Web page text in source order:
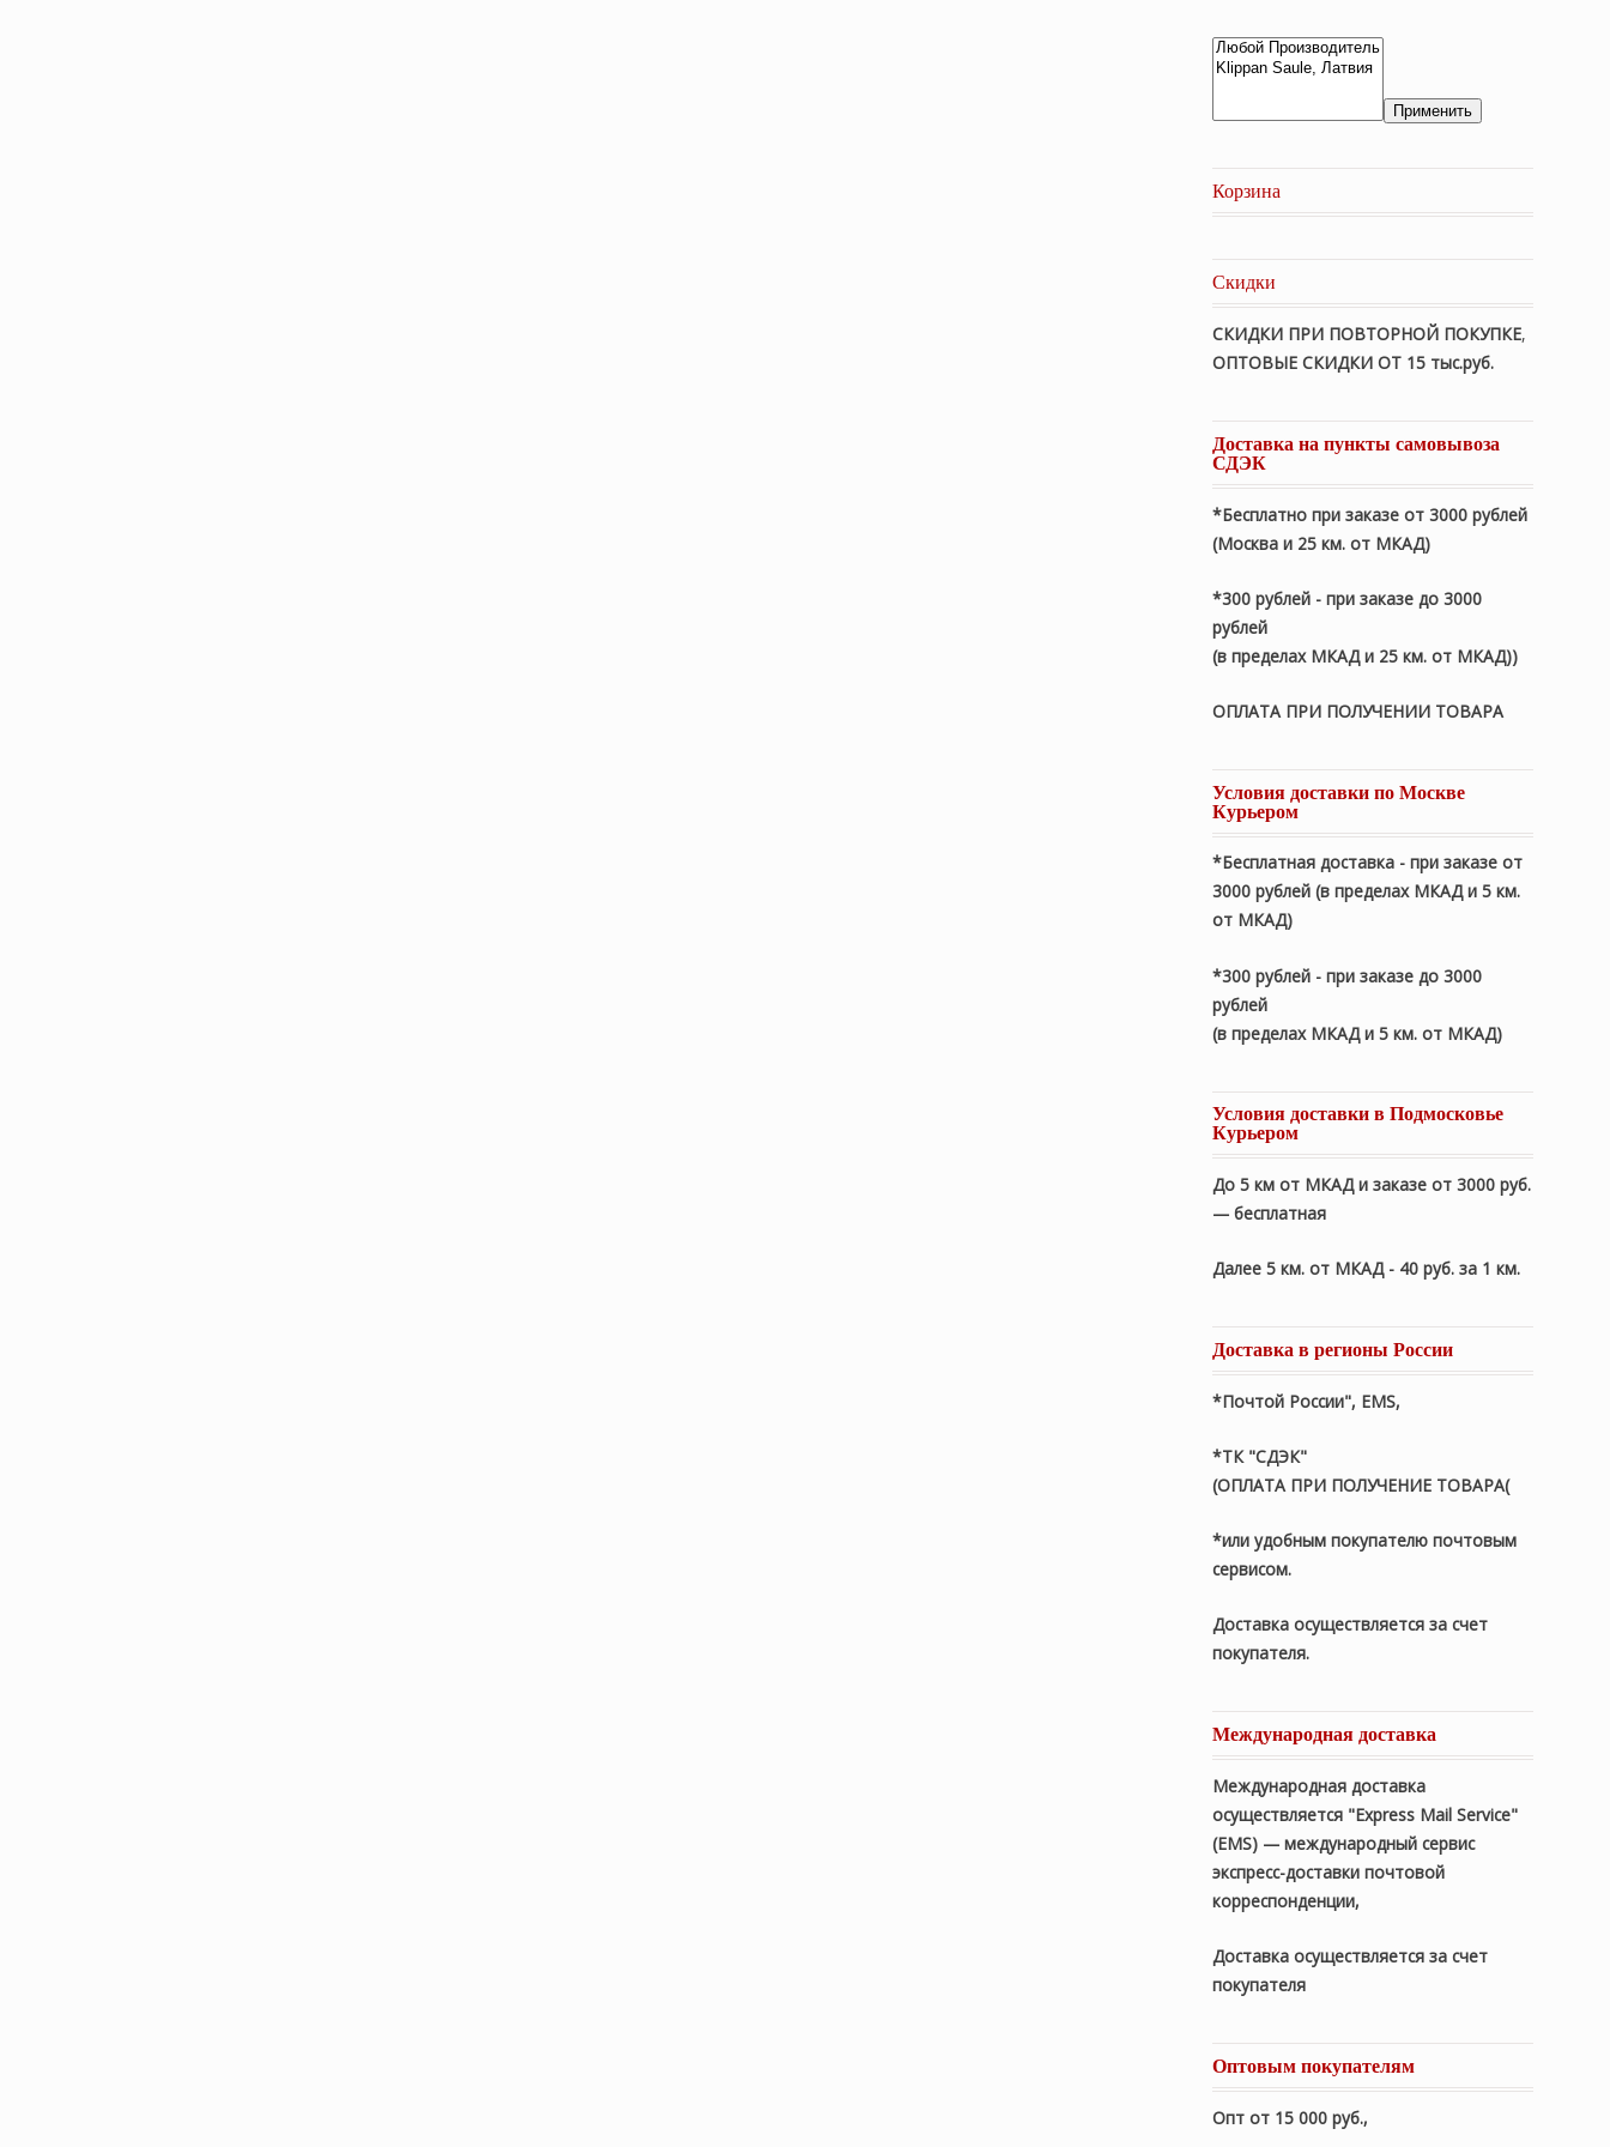
Применить
Корзина
Скидки
СКИДКИ ПРИ ПОВТОРНОЙ ПОКУПКЕ,
ОПТОВЫЕ СКИДКИ ОТ 15 тыс.руб.
Доставка на пункты самовывоза
СДЭК
*Бесплатно при заказе от 3000 рублей
(Москва и 25 км. от МКАД)
*300 рублей - при заказе до 3000
рублей
(в пределах МКАД и 25 км. от МКАД))
ОПЛАТА ПРИ ПОЛУЧЕНИИ ТОВАРА
Условия доставки по Москве
Курьером
*Бесплатная доставка - при заказе от
3000 рублей (в пределах МКАД и 5 км.
от МКАД)
*300 рублей - при заказе до 3000
рублей
(в пределах МКАД и 5 км. от МКАД)
Условия доставки в Подмосковье
Курьером
До 5 км от МКАД и заказе от 3000 руб.
— бесплатная
Далее 5 км. от МКАД - 40 руб. за 1 км.
Доставка в регионы России
*Почтой России", EMS,
*ТК "СДЭК"
(ОПЛАТА ПРИ ПОЛУЧЕНИЕ ТОВАРА(
*или удобным покупателю почтовым
сервисом.
Доставка осуществляется за счет
покупателя.
Международная доставка
Международная доставка
осуществляется "Express Mail Service"
(EMS) — международный сервис
экспресс-доставки почтовой
корреспонденции,
Доставка осуществляется за счет
покупателя
Оптовым покупателям
Опт от 15 000 руб.,